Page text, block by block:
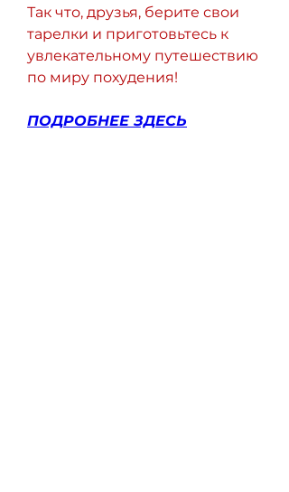
Так что, друзья, берите свои
тарелки и приготовьтесь к
увлекательному путешествию
по миру похудения!
ПОДРОБНЕЕ ЗДЕСЬ